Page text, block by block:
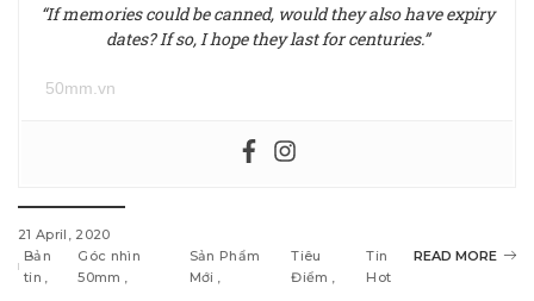
“If memories could be canned, would they also have expiry
dates? If so, I hope they last for centuries.”
50mm.vn
21 April, 2020
Bản
tin
Góc nhìn
50mm
Sản Phẩm
Mới
Tiêu
Điểm
Tin
Hot
READ MORE